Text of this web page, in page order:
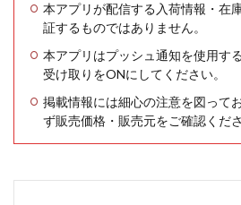
本アプリが配信する入荷情報・在
証するものではありません。
本アプリはプッシュ通知を使用す
受け取りをONにしてください。
掲載情報には細心の注意を図って
ず販売価格・販売元をご確認くださ